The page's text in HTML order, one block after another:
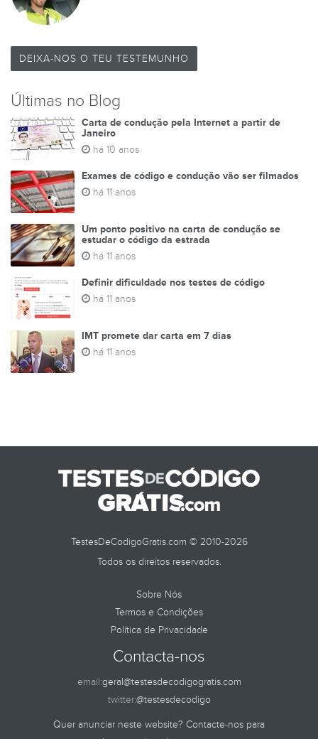
DEIXA-NOS O TEU TESTEMUNHO
Últimas no Blog
Carta de condução pela Internet a partir de
Janeiro
há 10 anos
Exames de código e condução vão ser filmados
há 11 anos
Um ponto positivo na carta de condução se
estudar o código da estrada
há 11 anos
Definir dificuldade nos testes de código
há 11 anos
IMT promete dar carta em 7 dias
há 11 anos
TestesDeCodigoGratis.com © 2010-2026
Todos os direitos reservados.
Sobre Nós
Termos e Condições
Política de Privacidade
Contacta-nos
email:geral@testesdecodigogratis.com
twitter:@testesdecodigo
Quer anunciar neste website? Contacte-nos para